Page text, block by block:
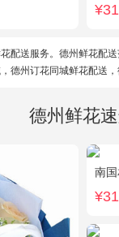
配送服务。德州鲜花配
德州订花同城鲜花配送
德州鲜花
南